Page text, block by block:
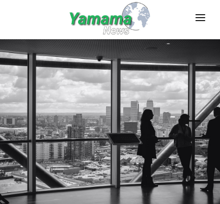
صحف وفضائيات
رياضة
عام
اقتصاد عربي
فن وثقافة
تكنولوجيا
سياحة
أعمال
الصفحة الرئيسية